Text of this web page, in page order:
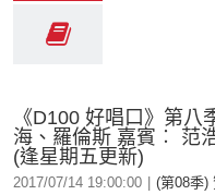
《D100 好唱口》第
海、羅倫斯 嘉賓︰ 范
(逢星期五更新)
2017/07/14 19:00:00 (第08季)